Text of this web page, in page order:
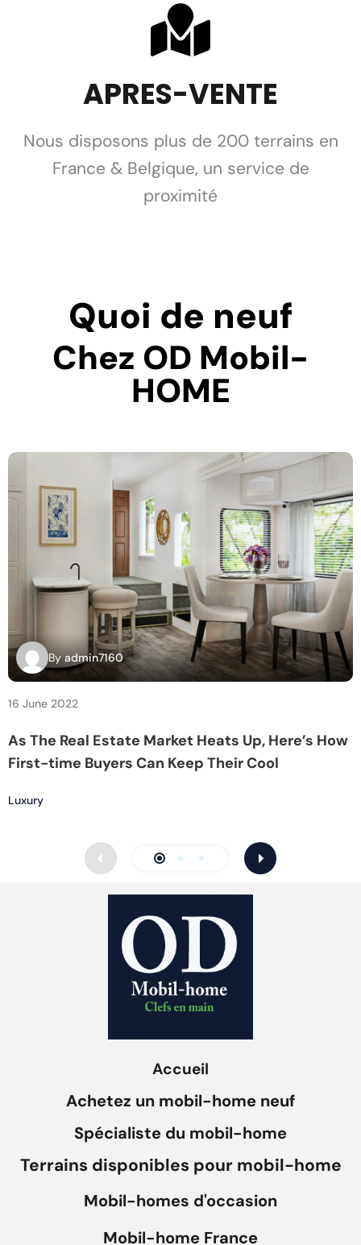
APRES-VENTE
Nous disposons plus de 200 terrains en
France & Belgique, un service de
proximité
Quoi de neuf
Chez OD Mobil-
HOME
Byadmin7160
16 June 2022
As The Real Estate Market Heats Up, Here’s How
First-time Buyers Can Keep Their Cool
Luxury
Accueil
Achetez un mobil-home neuf
Spécialiste du mobil-home
Terrains disponibles pour mobil-home
Mobil-homes d'occasion
Mobil-home France